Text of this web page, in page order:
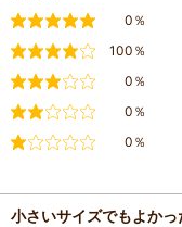
満足0％
やや満足
100％
普通0％
やや不満
0％
不満0％
小さいサイズでもよかっ